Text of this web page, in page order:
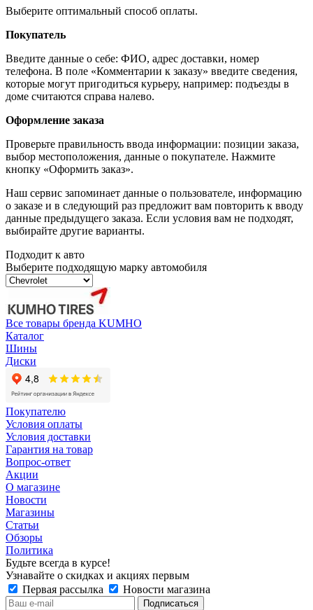
Выберите оптимальный способ оплаты.
Покупатель
Введите данные о себе: ФИО, адрес доставки, номер
телефона. В поле «Комментарии к заказу» введите сведения,
которые могут пригодиться курьеру, например: подъезды в
доме считаются справа налево.
Оформление заказа
Проверьте правильность ввода информации: позиции заказа,
выбор местоположения, данные о покупателе. Нажмите
кнопку «Оформить заказ».
Наш сервис запоминает данные о пользователе, информацию
о заказе и в следующий раз предложит вам повторить к вводу
данные предыдущего заказа. Если условия вам не подходят,
выбирайте другие варианты.
Подходит к авто
Выберите подходящую марку автомобиля
Все товары бренда KUMHO
Каталог
Шины
Диски
Покупателю
Условия оплаты
Условия доставки
Гарантия на товар
Вопрос-ответ
Акции
О магазине
Новости
Магазины
Статьи
Обзоры
Политика
Будьте всегда в курсе!
Узнавайте о скидках и акциях первым
Первая рассылка
Новости магазина